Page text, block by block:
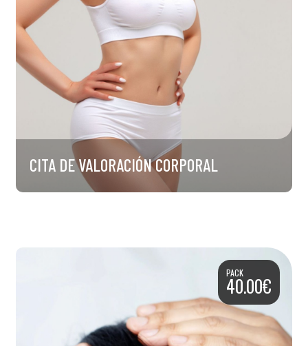
CITA DE VALORACIÓN CORPORAL
PACK
40.00€